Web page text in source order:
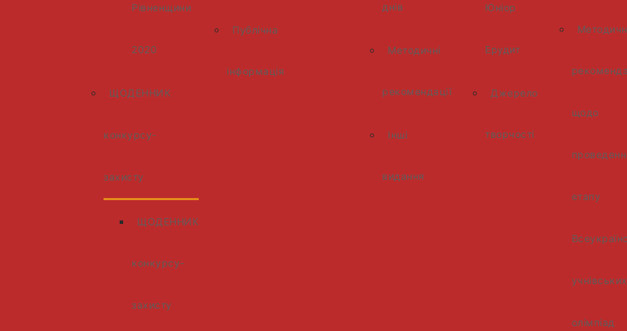
Рівненщини
2020
ЩОДЕННИК
конкурсу-
захисту
ЩОДЕННИК
конкурсу-
захисту
Публічна
інформація
днів
Методичні
рекомендації
Інші
видання
Юніор
Ерудит
Джерело
творчості
щодо
етапу
учнівських
олімпіад